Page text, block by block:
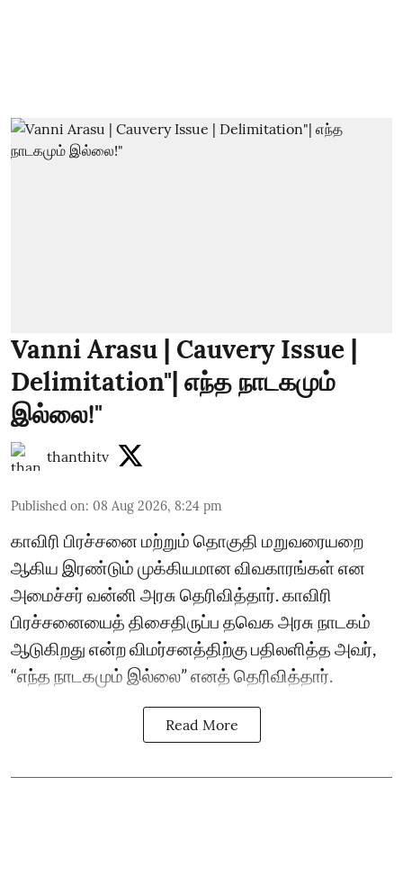
Vanni Arasu | Cauvery Issue |
Delimitation"| எந்த நாடகமும்
இல்லை!"
thanthitv
Published on: 08 Aug 2026, 8:24 pm
காவிரி பிரச்சனை மற்றும் தொகுதி மறுவரையறை
ஆகிய இரண்டும் முக்கியமான விவகாரங்கள் என
அமைச்சர் வன்னி அரசு தெரிவித்தார். காவிரி
பிரச்சனையைத் திசைதிருப்ப தவெக அரசு நாடகம்
ஆடுகிறது என்ற விமர்சனத்திற்கு பதிலளித்த அவர்,
“எந்த நாடகமும் இல்லை” எனத் தெரிவித்தார்.
Read More